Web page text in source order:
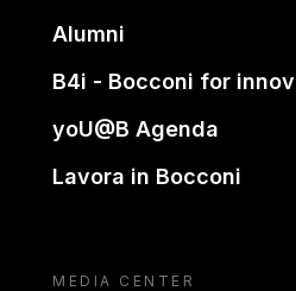
Alumni
B4i - Bocconi for
yoU@B Agenda
Lavora in Bocconi
MEDIA CENTER